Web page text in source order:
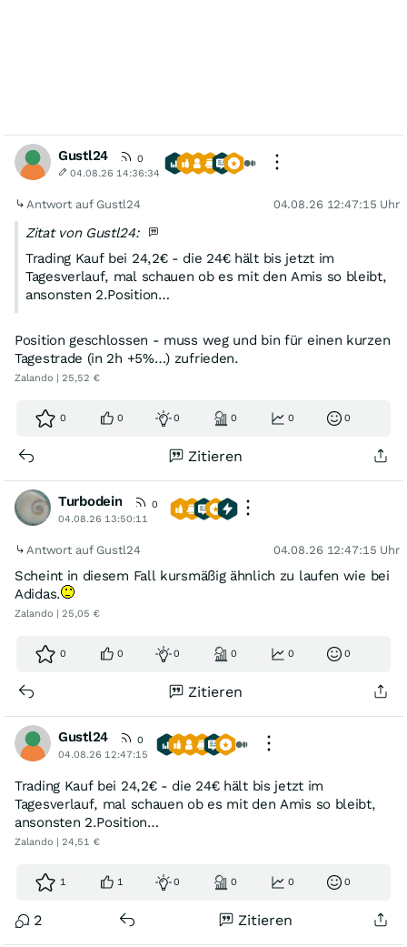
Gustl24
0
04.08.26 14:36:34
Antwort auf Gustl24 04.08.26 12:47:15 Uhr
Zitat von Gustl24:
Trading Kauf bei 24,2€ - die 24€ hält bis jetzt im
Tagesverlauf, mal schauen ob es mit den Amis so bleibt,
ansonsten 2.Position…
Position geschlossen - muss weg und bin für einen kurzen
Tagestrade (in 2h +5%…) zufrieden.
Zalando | 25,52 €
0 0 0 0 0 0
Zitieren
Turbodein
0
04.08.26 13:50:11
Antwort auf Gustl24 04.08.26 12:47:15 Uhr
Scheint in diesem Fall kursmäßig ähnlich zu laufen wie bei
Adidas.
Zalando | 25,05 €
0 0 0 0 0 0
Zitieren
Gustl24
0
04.08.26 12:47:15
Trading Kauf bei 24,2€ - die 24€ hält bis jetzt im
Tagesverlauf, mal schauen ob es mit den Amis so bleibt,
ansonsten 2.Position…
Zalando | 24,51 €
1 1 0 0 0 0
2 Zitieren